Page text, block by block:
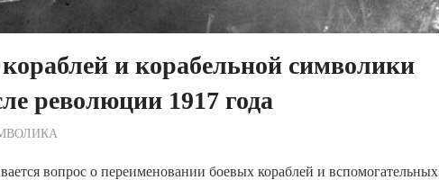
и корабельной символики
революции 1917 года
вопрос о переименовании боевых кораблей и вспомогательных